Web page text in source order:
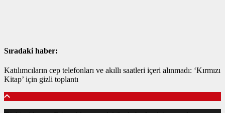
Sıradaki haber:
Katılımcıların cep telefonları ve akıllı saatleri içeri alınmadı: ‘Kırmızı
Kitap’ için gizli toplantı